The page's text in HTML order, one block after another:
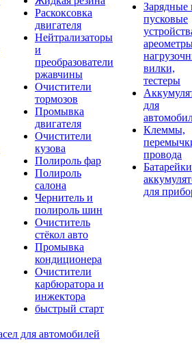
Раскоксовка
двигателя
Нейтрализаторы
и
преобразователи
ржавчины
Очистители
тормозов
Промывка
двигателя
Очистители
кузова
Полироль фар
Полироль
салона
Чернитель и
полироль шин
Очиститель
стёкол авто
Промывка
кондиционера
Очистители
карбюратора и
инжектора
быстрый старт
Зарядные
пусковые
вилки,
тестеры
для
Клеммы,
провода
для